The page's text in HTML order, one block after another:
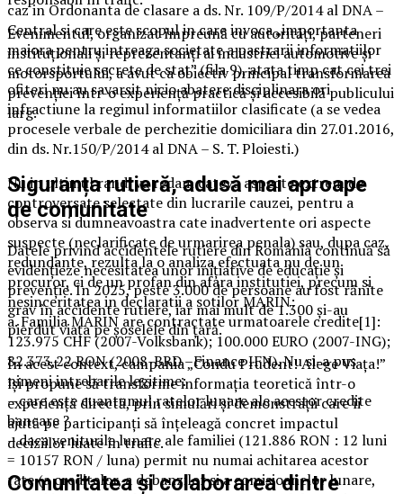
caz in Ordonanta de clasare a ds. Nr. 109/P/2014 al DNA –
Central si care este scopul in care invoca „importanta
majora pentru intreaga societate a pastrarii informatiilor
ce constituie secrete de stat” (fila 9), atata timp cat cei trei
ofiteri nu au savarsit nicio abatere disciplinara ori
infractiune la regimul informatiilor clasificate (a se vedea
procesele verbale de perchezitie domiciliara din 27.01.2016,
din ds. Nr.150/P/2014 al DNA – S. T. Ploiesti.)
Nu in ultimul rand, va redam cateva aspecte extrem de
controversate selectate din lucrarile cauzei, pentru a
observa si dumneavoastra cate inadvertente ori aspecte
suspecte (neclarificate de urmarirea penala) sau, dupa caz,
redundante, rezulta la o analiza efectuata nu de un
procuror, ci de un profan din afara institutiei, precum si
nesinceritatea in declaratii a sotilor MARIN:
a. Familia MARIN are contractate urmatoarele credite[1]:
123.975 CHF (2007-Volksbank); 100.000 EURO (2007-ING);
82.373,22 RON (2008-BRD –Finance IFN). Nu si-a pus
nimeni intrebarile legitime:
– care este cuantumul ratelor lunare ale acestor credite
bancare ?
– daca veniturile lunare ale familiei (121.886 RON : 12 luni
= 10157 RON / luna) permit nu numai achitarea acestor
rate (a creditelor, a dobanzilor si a comisioanelor lunare,
Evenimentul, organizat împreună cu autorități, parteneri
instituționali și reprezentanți ai industriei automotive și
motorsportului, a avut ca obiectiv principal transformarea
prevenției într-o experiență practică și accesibilă publicului
larg.
Siguranța rutieră, adusă mai aproape
de comunitate
Datele privind accidentele rutiere din România continuă să
evidențieze necesitatea unor inițiative de educație și
prevenție. În 2025, peste 3.000 de persoane au fost rănite
grav în accidente rutiere, iar mai mult de 1.300 și-au
pierdut viața pe șoselele din țară.
În acest context, campania „Condu Prudent! Alege Viața!”
își propune să transforme informația teoretică într-o
experiență directă, prin simulări și demonstrații care îi
ajută pe participanți să înțeleagă concret impactul
deciziilor luate în trafic.
Comunitatea și colaborarea dintre